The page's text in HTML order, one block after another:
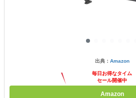
出典： Amazon
毎日お得なタイム
セール開催中
Amazon